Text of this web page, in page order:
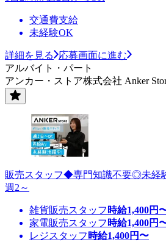
交通費支給
未経験OK
詳細を見る
応募画面に進む
アルバイト・パート
アンカー・ストア株式会社 Anker
販売スタッフ◆専門知識不要◎未経
週2～
雑貨販売スタッフ 時給1,400円
家電販売スタッフ 時給1,400円
レジスタッフ 時給1,400円〜